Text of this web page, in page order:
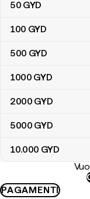
50 GYD
100 GYD
500 GYD
1000 GYD
2000 GYD
5000 GYD
10.000 GYD
PAGAMENTI